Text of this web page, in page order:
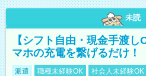
未読
【シフト自由・現金手渡
マホの充電を繋げるだけ！
派遣 職種未経験OK 社会人未経験OK